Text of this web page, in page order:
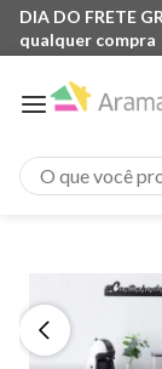
DIA DO FRETE
qualquer compra
O que você